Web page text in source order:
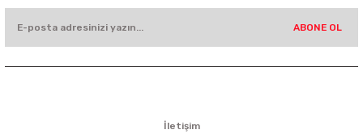
ABONE OL
İletişim